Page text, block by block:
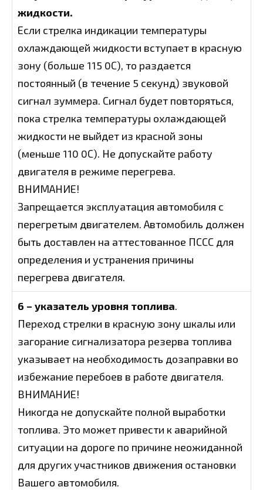
жидкости.
Если стрелка индикации температуры
охлаждающей жидкости вступает в красную
зону (больше 115 0С), то раздается
постоянный (в течение 5 секунд) звуковой
сигнал зуммера. Сигнал будет повторяться,
пока стрелка температуры охлаждающей
жидкости не выйдет из красной зоны
(меньше 110 0С). Не допускайте работу
двигателя в режиме перегрева.
ВНИМАНИЕ!
Запрещается эксплуатация автомобиля с
перегретым двигателем. Автомобиль должен
быть доставлен на аттестованное ПССС для
определения и устранения причины
перегрева двигателя.
6 – указатель уровня топлива.
Переход стрелки в красную зону шкалы или
загорание сигнализатора резерва топлива
указывает на необходимость дозаправки во
избежание перебоев в работе двигателя.
ВНИМАНИЕ!
Никогда не допускайте полной выработки
топлива. Это может привести к аварийной
ситуации на дороге по причине неожиданной
для других участников движения остановки
Вашего автомобиля.